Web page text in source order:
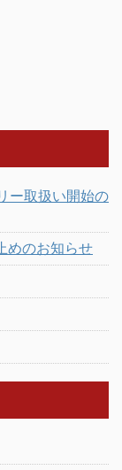
ー取扱い開始の
めのお知らせ